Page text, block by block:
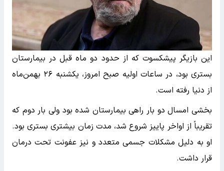
این بازیگر پیشکسوت که از حدود دو ماه قبل در بیمارستان
بستری بود، در ساعات اولیه صبح امروز، یکشنبه ۲۶ بهمن‌ماه
از دنیا رفته است.
بخشی امسال دو بار راهی بیمارستان شده بود ولی بار دوم که
تقریباً از اواخر پاییز شروع شد، مدت زمان بیشتری بستری بود.
او به دلیل مشکلات جسمی متعدد و نیز عفونت تحت درمان
قرار داشت.